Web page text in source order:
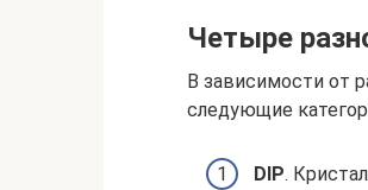
Четыре
В зависимости от
следующие
DIP.